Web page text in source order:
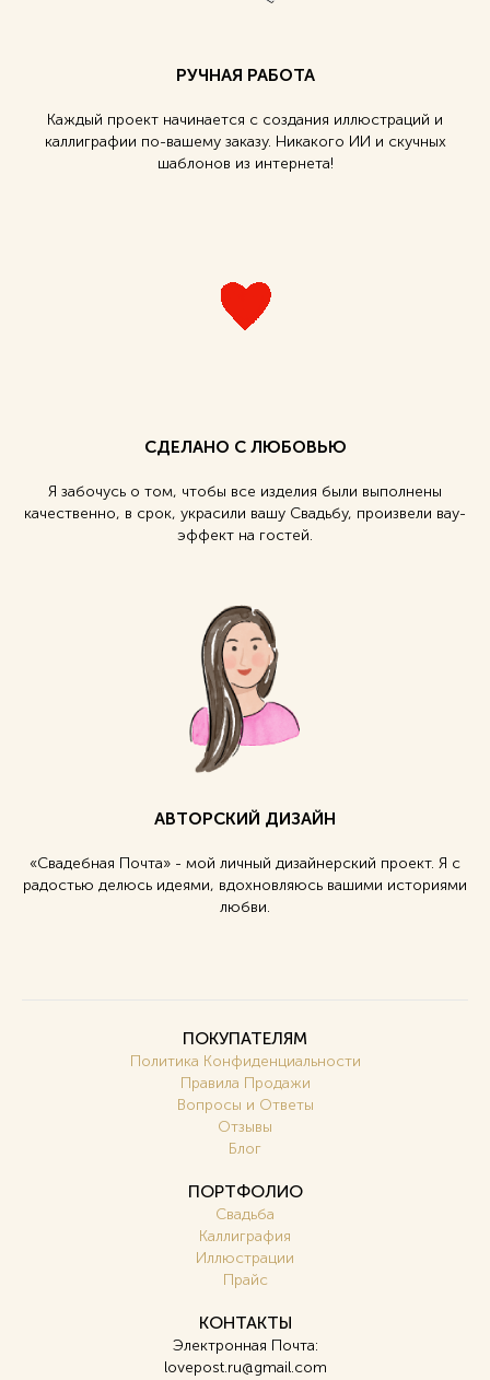
РУЧНАЯ РАБОТА
Каждый проект начинается с создания иллюстраций и
каллиграфии по-вашему заказу. Никакого ИИ и скучных
шаблонов из интернета!
СДЕЛАНО С ЛЮБОВЬЮ
Я забочусь о том, чтобы все изделия были выполнены
качественно, в срок, украсили вашу Свадьбу, произвели вау-
эффект на гостей.
АВТОРСКИЙ ДИЗАЙН
«Свадебная Почта» - мой личный дизайнерский проект. Я с
радостью делюсь идеями, вдохновляюсь вашими историями
любви.
ПОКУПАТЕЛЯМ
Политика Конфиденциальности
Правила Продажи
Вопросы и Ответы
Отзывы
Блог
ПОРТФОЛИО
Свадьба
Каллиграфия
Иллюстрации
Прайс
КОНТАКТЫ
Электронная Почта:
lovepost.ru@gmail.com